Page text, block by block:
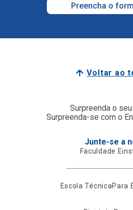
Preencha o
Voltar ao
Surpreenda o
Surpreenda-se com o
Junte-se a
Faculdade
Escola TécnicaPara